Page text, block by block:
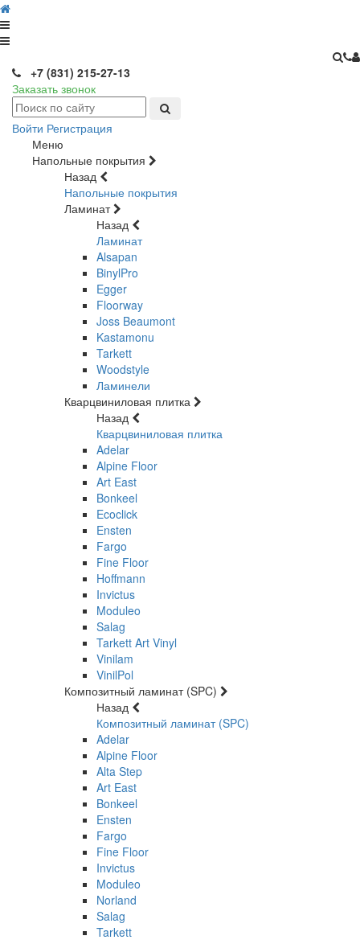
+7 (831) 215-27-13
Заказать звонок
Войти Регистрация
Меню
Напольные покрытия
Назад
Напольные покрытия
Ламинат
Назад
Ламинат
Alsapan
BinylPro
Egger
Floorway
Joss Beaumont
Kastamonu
Tarkett
Woodstyle
Ламинели
Кварцвиниловая плитка
Назад
Кварцвиниловая плитка
Adelar
Alpine Floor
Art East
Bonkeel
Ecoclick
Ensten
Fargo
Fine Floor
Hoffmann
Invictus
Moduleo
Salag
Tarkett Art Vinyl
Vinilam
VinilPol
Композитный ламинат (SPC)
Назад
Композитный ламинат (SPC)
Adelar
Alpine Floor
Alta Step
Art East
Bonkeel
Ensten
Fargo
Fine Floor
Invictus
Moduleo
Norland
Salag
Tarkett